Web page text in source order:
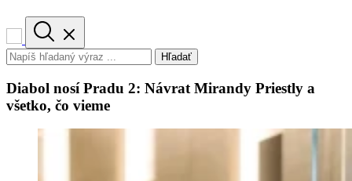
Hľadať
Diabol nosí Pradu 2: Návrat Mirandy Priestly a
všetko, čo vieme